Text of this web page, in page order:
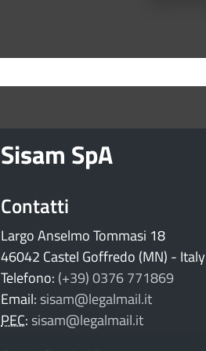
Sisam SpA
Contatti
Largo Anselmo Tommasi 18
46042 Castel Goffredo (MN) - Italy
Telefono: (+39) 0376 771869
Email: sisam@legalmail.it
PEC: sisam@legalmail.it